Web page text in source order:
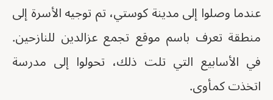
عندما وصلوا إلى مدينة كوستي، تم توجيه الأسرة إلى
منطقة تعرف باسم موقع تجمع عزالدين للنازحين.
في الأسابيع التي تلت ذلك، تحولوا إلى مدرسة
اتخذت كمأوى.